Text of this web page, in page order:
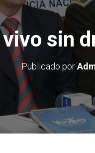
vivo sin
Publicado por